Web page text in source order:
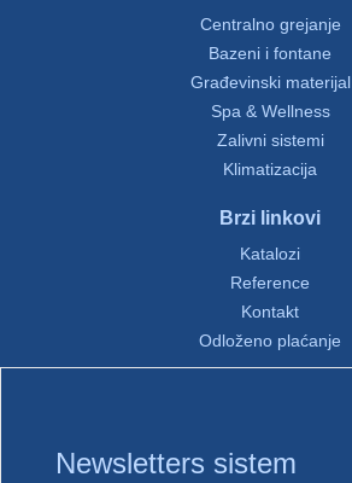
Centralno grejanje
Bazeni i fontane
Građevinski materijal
Spa & Wellness
Zalivni sistemi
Klimatizacija
Brzi linkovi
Katalozi
Reference
Kontakt
Odloženo plaćanje
Newsletters sistem